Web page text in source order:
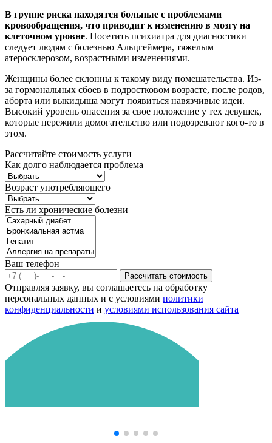
В группе риска находятся больные с проблемами
кровообращения, что приводит к изменению в мозгу на
клеточном уровне. Посетить психиатра для диагностики
следует людям с болезнью Альцгеймера, тяжелым
атеросклерозом, возрастными изменениями.
Женщины более склонны к такому виду помешательства. Из-
за гормональных сбоев в подростковом возрасте, после родов,
аборта или выкидыша могут появиться навязчивые идеи.
Высокий уровень опасения за свое положение у тех девушек,
которые пережили домогательство или подозревают кого-то в
этом.
Рассчитайте стоимость услуги
Как долго наблюдается проблема
Возраст употребляющего
Есть ли хронические болезни
Ваш телефон
Рассчитать стоимость
Отправляя заявку, вы соглашаетесь на обработку
персональных данных и с условиями политики
конфиденциальности и условиями использования сайта